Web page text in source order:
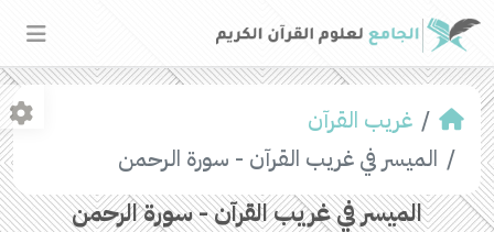
غريب القرآن
الميسر في غريب القرآن - سورة الرحمن
الميسر في غريب القرآن - سورة الرحمن